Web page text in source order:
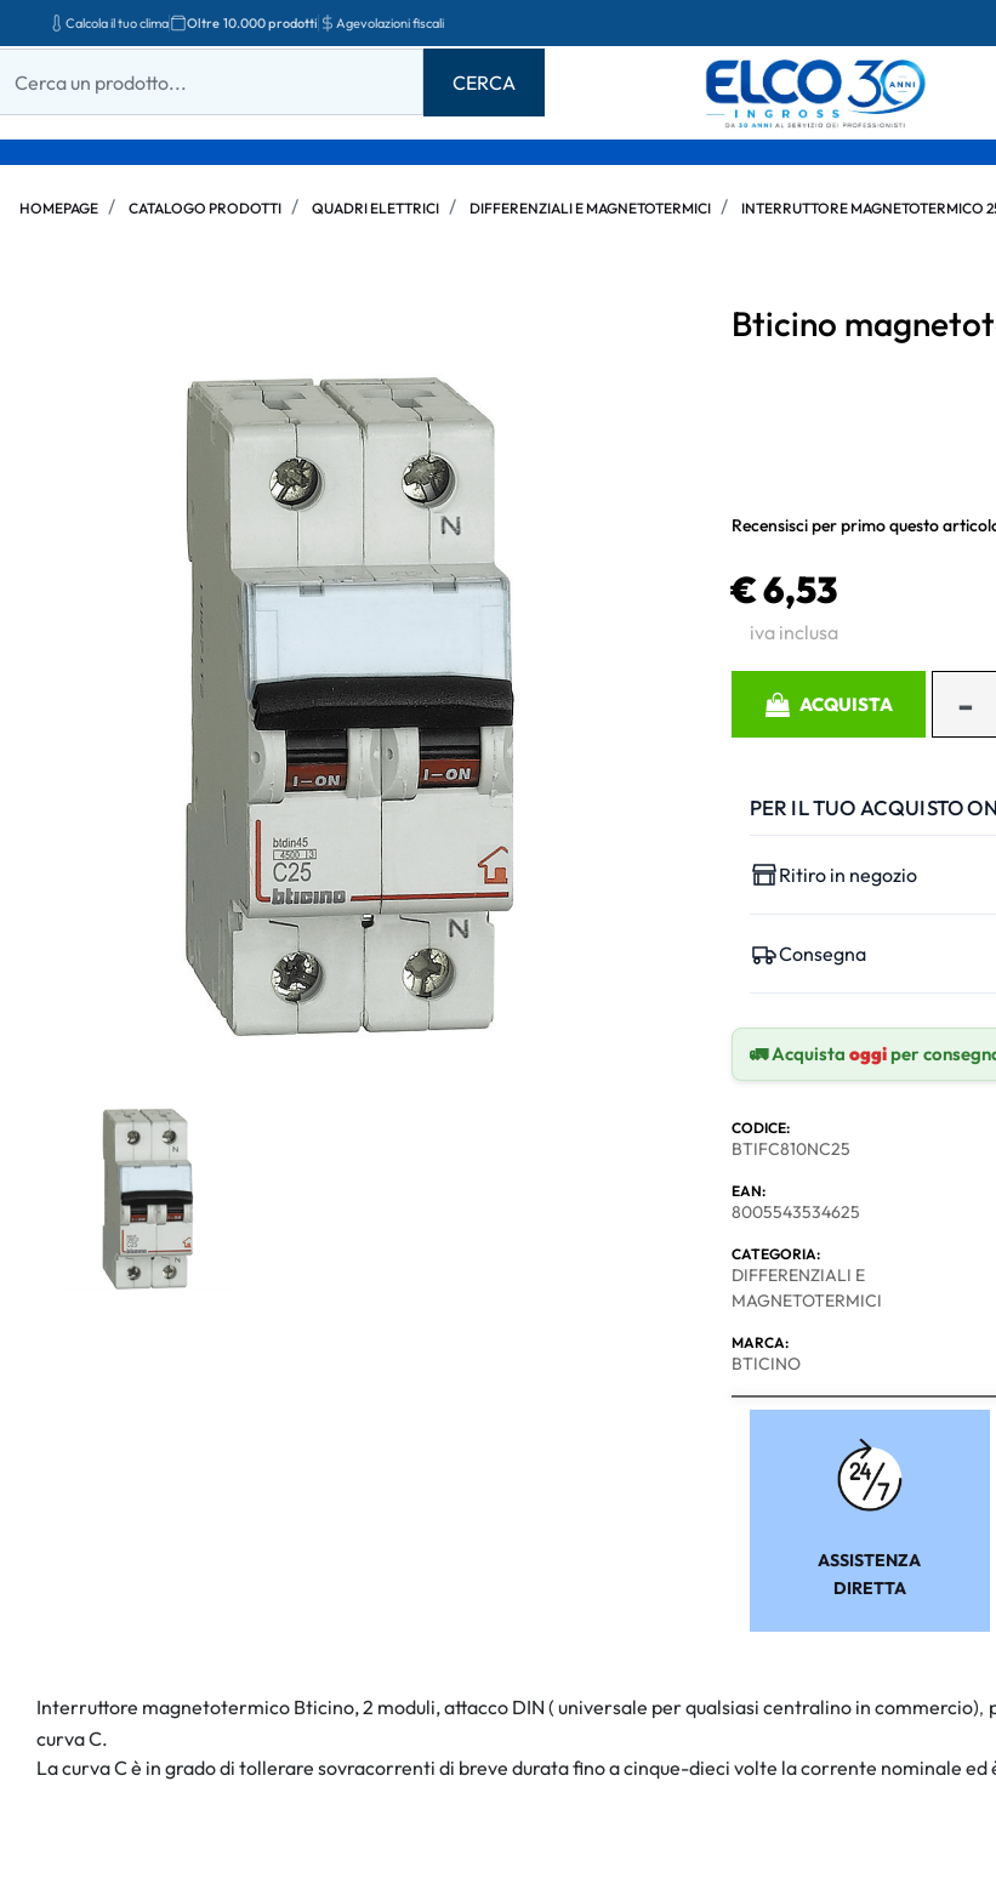
Calcola il tuo clima Oltre 10.000 prodotti Agevolazioni fiscali
HOMEPAGE CATALOGO PRODOTTI QUADRI ELETTRICI DIFFERENZIALI E MAGNETOTERMICI INTERRUTTORE MAGNETOTERMICO
Bticino
Recensisci per primo questo
€ 6,53
iva inclusa
ACQUISTA
PER IL TUO ACQUISTO
Ritiro in negozio
Consegna
🚛 Acquista oggiper
CODICE:
BTIFC810NC25
EAN:
8005543534625
CATEGORIA:
DIFFERENZIALI E
MAGNETOTERMICI
MARCA:
BTICINO
ASSISTENZA
DIRETTA
Interruttore magnetotermico Bticino, 2 moduli, attacco DIN ( universale per qualsiasi centralino in commercio),
curva C.
La curva C è in grado di tollerare sovracorrenti di breve durata fino a cinque-dieci volte la corrente nominale